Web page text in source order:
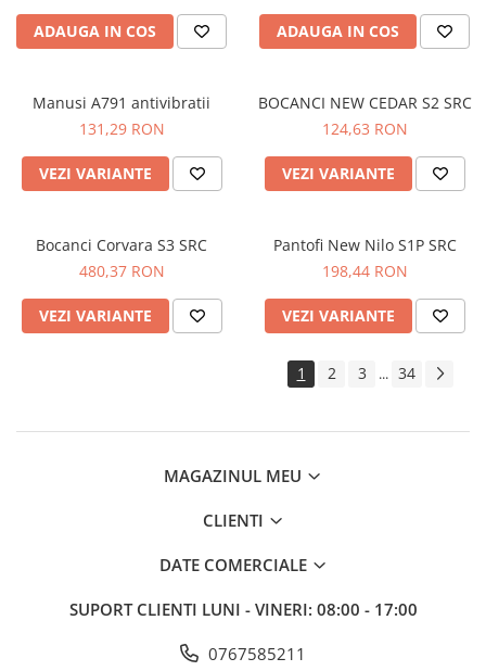
CASTI DE PROTECTIE
PROTECTIA OCHILOR
OCHELARI
ADAUGA IN COS ADAUGA IN COS
Manusi A791 antivibratii
131,29 RON
VEZI VARIANTE
BOCANCI NEW CEDAR S2 SRC
124,63 RON
VEZI VARIANTE
Bocanci Corvara S3 SRC
480,37 RON
VEZI VARIANTE
Pantofi New Nilo S1P SRC
198,44 RON
VEZI VARIANTE
1 2 3 ... 34
MAGAZINUL MEU
CLIENTI
DATE COMERCIALE
SUPORT CLIENTI LUNI - VINERI: 08:00 - 17:00
0767585211